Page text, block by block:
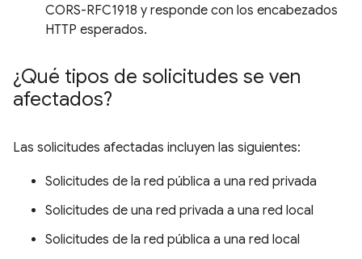
CORS-RFC1918 y responde con los encabezados
HTTP esperados.
¿Qué tipos de solicitudes se ven
afectados?
Las solicitudes afectadas incluyen las siguientes:
Solicitudes de la red pública a una red privada
Solicitudes de una red privada a una red local
Solicitudes de la red pública a una red local